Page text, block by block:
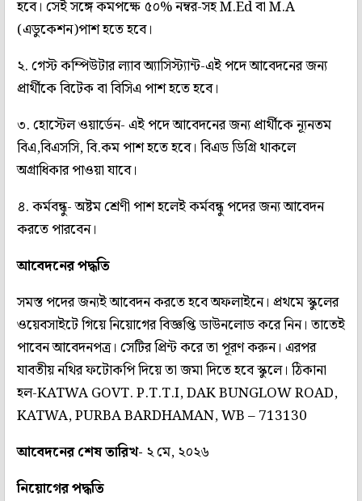
হবে। সেই সঙ্গে কমপক্ষে ৫০% নম্বর-সহ M.Ed বা M.A
(এডুকেশন)পাশ হতে হবে।
২. গেস্ট কম্পিউটার ল্যাব অ্যাসিস্ট্যান্ট-এই পদে আবেদনের জন্য
প্রার্থীকে বিটেক বা বিসিএ পাশ হতে হবে।
৩. হোস্টেল ওয়ার্ডেন- এই পদে আবেদনের জন্য প্রার্থীকে ন্যূনতম
বিএ,বিএসসি, বি.কম পাশ হতে হবে। বিএড ডিগ্রি থাকলে
অগ্রাধিকার পাওয়া যাবে।
৪. কর্মবন্ধু- অষ্টম শ্রেণী পাশ হলেই কর্মবন্ধু পদের জন্য আবেদন
করতে পারবেন।
আবেদনের পদ্ধতি
সমস্ত পদের জন্যই আবেদন করতে হবে অফলাইনে। প্রথমে স্কুলের
ওয়েবসাইটে গিয়ে নিয়োগের বিজ্ঞপ্তি ডাউনলোড করে নিন। তাতেই
পাবেন আবেদনপত্র। সেটির প্রিন্ট করে তা পূরণ করুন। এরপর
যাবতীয় নথির ফটোকপি দিয়ে তা জমা দিতে হবে স্কুলে। ঠিকানা
হল-KATWA GOVT. P.T.T.I, DAK BUNGLOW ROAD,
KATWA, PURBA BARDHAMAN, WB – 713130
আবেদনের শেষ তারিখ- ২ মে, ২০২৬
নিয়োগের পদ্ধতি